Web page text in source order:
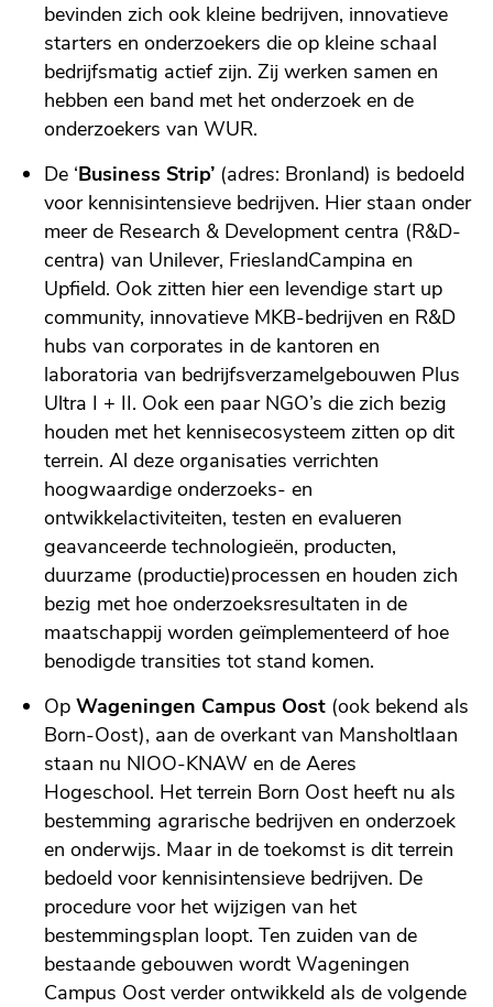
bevinden zich ook kleine bedrijven, innovatieve
starters en onderzoekers die op kleine schaal
bedrijfsmatig actief zijn. Zij werken samen en
hebben een band met het onderzoek en de
onderzoekers van WUR.
De ‘Business Strip’ (adres: Bronland) is bedoeld
voor kennisintensieve bedrijven. Hier staan onder
meer de Research & Development centra (R&D-
centra) van Unilever, FrieslandCampina en
Upfield. Ook zitten hier een levendige start up
community, innovatieve MKB-bedrijven en R&D
hubs van corporates in de kantoren en
laboratoria van bedrijfsverzamelgebouwen Plus
Ultra I + II. Ook een paar NGO’s die zich bezig
houden met het kennisecosysteem zitten op dit
terrein. Al deze organisaties verrichten
hoogwaardige onderzoeks- en
ontwikkelactiviteiten, testen en evalueren
geavanceerde technologieën, producten,
duurzame (productie)processen en houden zich
bezig met hoe onderzoeksresultaten in de
maatschappij worden geïmplementeerd of hoe
benodigde transities tot stand komen.
Op Wageningen Campus Oost (ook bekend als
Born-Oost), aan de overkant van Mansholtlaan
staan nu NIOO-KNAW en de Aeres
Hogeschool. Het terrein Born Oost heeft nu als
bestemming agrarische bedrijven en onderzoek
en onderwijs. Maar in de toekomst is dit terrein
bedoeld voor kennisintensieve bedrijven. De
procedure voor het wijzigen van het
bestemmingsplan loopt. Ten zuiden van de
bestaande gebouwen wordt Wageningen
Campus Oost verder ontwikkeld als de volgende